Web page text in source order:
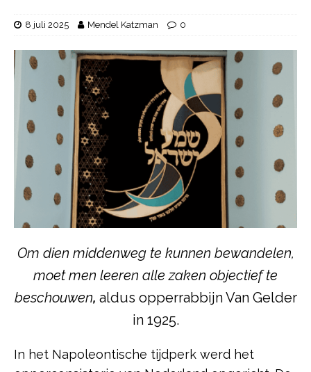
8 juli 2025 Mendel Katzman 0
Om dien middenweg te kunnen bewandelen,
moet men leeren alle zaken objectief te
beschouwen, aldus opperrabbijn Van Gelder
in 1925.
In het Napoleontische tijdperk werd het